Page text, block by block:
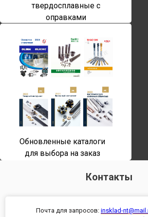
твердосплавные с
оправками
Обновленные каталоги
для выбора на заказ
Контакты
Почта для запросов: insklad-